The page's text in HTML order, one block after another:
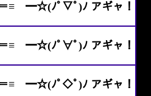
≡ ━☆(ﾉﾟ▽ﾟ)ﾉ アギャ！
≡ ━☆(ﾉﾟ∀ﾟ)ﾉ アギャ！
≡ ━☆(ﾉﾟ◇ﾟ)ﾉ アギャ！